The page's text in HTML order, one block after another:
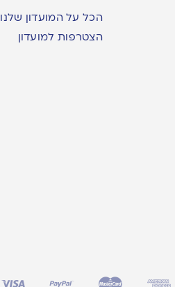
הכל על המועדון שלנו
הצטרפות למועדון